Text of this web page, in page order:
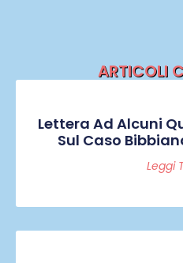
ARTICOLI
Lettera Ad Alcuni
Sul Caso
Leggi